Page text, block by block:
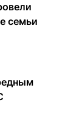
семьи